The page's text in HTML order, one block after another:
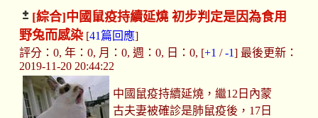
[綜合]中國鼠疫持續延燒 初步判定是因為食用
野兔而感染[41篇回應]
評分：0, 年：0, 月：0, 週：0, 日：0, [+1 /-1] 最後更新：
2019-11-20 20:44:22
中國鼠疫持續延燒，繼12日內蒙
古夫妻被確診是肺鼠疫後，17日